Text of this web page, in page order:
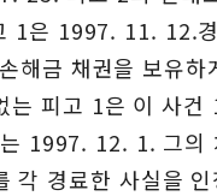
은 1997. 11. 12.
해금 채권을 보유
피고 1은 이 사
1997. 12. 1. 그의
각 경료한 사실을